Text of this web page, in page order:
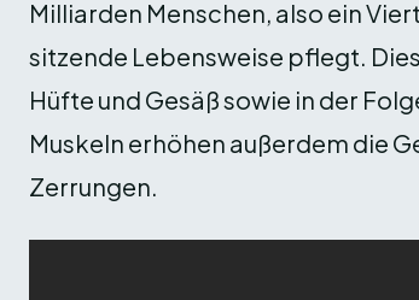
Milliarden Menschen, also ein
sitzende Lebensweise pflegt.
Hüfte und Gesäß sowie in der
Muskeln erhöhen außerdem die
Zerrungen.